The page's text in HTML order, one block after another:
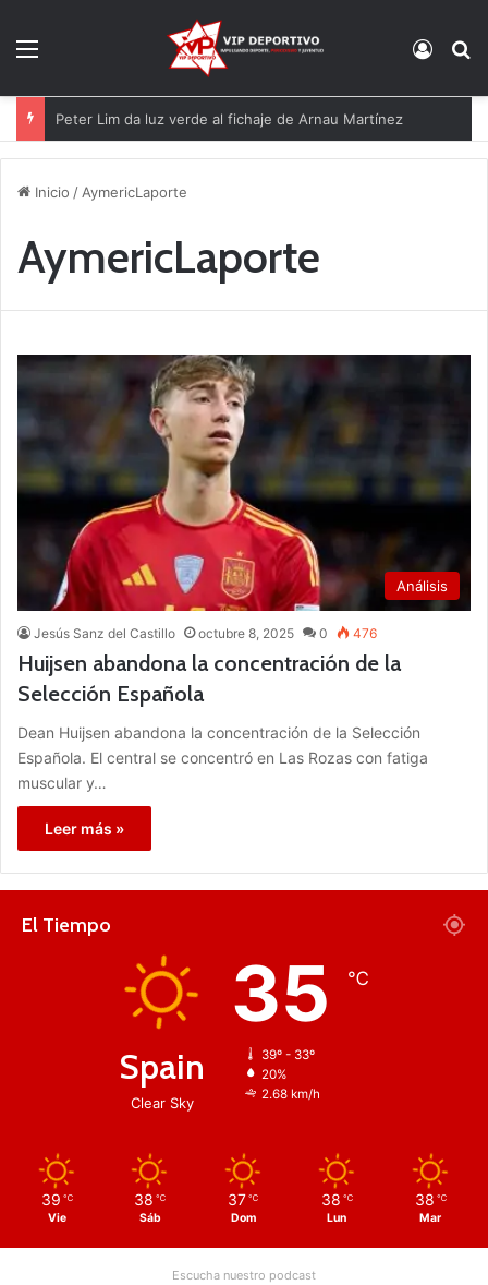
Peter Lim da luz verde al fichaje de Arnau Martínez
Inicio / AymericLaporte
AymericLaporte
Análisis
Jesús Sanz del Castillo octubre 8, 2025 0 476
Huijsen abandona la concentración de la
Selección Española
Dean Huijsen abandona la concentración de la Selección
Española. El central se concentró en Las Rozas con fatiga
muscular y…
Leer más »
El Tiempo
Spain
Clear Sky
35 ℃
39º - 33º
20%
2.68 km/h
39 ℃
Vie
38 ℃
Sáb
37 ℃
Dom
38 ℃
Lun
38 ℃
Mar
Escucha nuestro podcast